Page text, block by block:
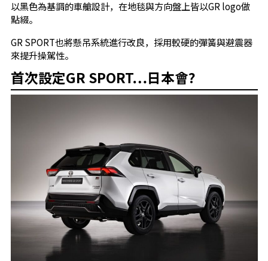
以黑色為基調的車艙設計，在地毯與方向盤上皆以GR logo做
點綴。
GR SPORT也將懸吊系統進行改良，採用較硬的彈簧與避震器
來提升操駕性。
首次設定GR SPORT…日本會?